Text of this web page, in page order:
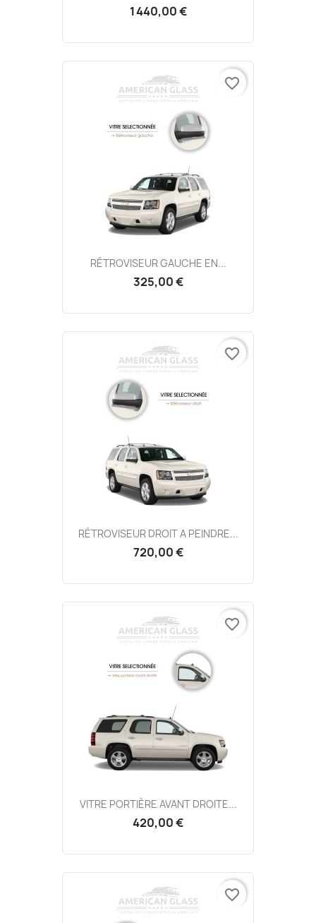
1 440,00 €
RÉTROVISEUR GAUCHE EN...
325,00 €
favorite_border
RÉTROVISEUR DROIT A PEINDRE...
720,00 €
favorite_border
VITRE PORTIÈRE AVANT DROITE...
420,00 €
favorite_border
favorite_border